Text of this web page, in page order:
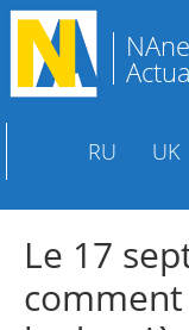
RU UK
Le 17
comment